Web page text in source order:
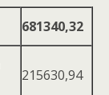
681340,32
215630,94